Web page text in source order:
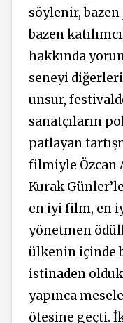
söylenir,
bazen
hakkında
seneyi
unsur,
sanatçıların
patlayan
filmiyle Özcan
Kurak
en iyi film, en
yönetmen
ülkenin içinde
istinaden
yapınca
ötesine geçti.